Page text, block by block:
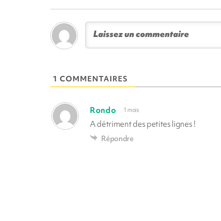
1 COMMENTAIRES
Rondo 1 mois
A détriment des petites lignes !
Répondre